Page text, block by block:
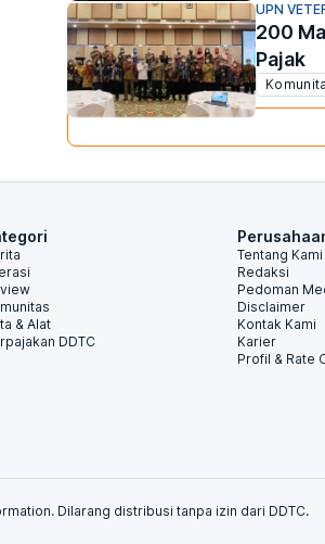
UPN
200
Pajak
& Alat
DDTC
Tentang Kami
Redaksi
Pedoman
Disclaimer
Kontak Kami
Karier
Profil & Rate
Dilarang distribusi tanpa izin dari DDTC.